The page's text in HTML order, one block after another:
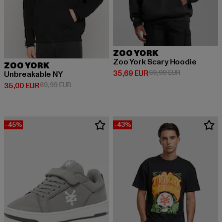
ZOO YORK
Unbreakable NY
35,00 EUR
Derzeitiger Preis: 35,00 EUR
69,99 EURAktionspreis: 69,99 EUR
ZOO YORK
Zoo York Scary Hoodie
35,69 EUR
Derzeitiger Preis: 35,69 EUR
69,99 EURAktionspreis:
-45% -43%